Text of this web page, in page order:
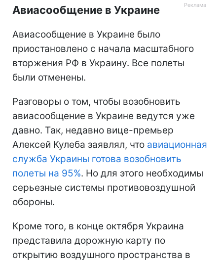
Авиасообщение в Украине
Авиасообщение в Украине было
приостановлено с начала масштабного
вторжения РФ в Украину. Все полеты
были отменены.
Разговоры о том, чтобы возобновить
авиасообщение в Украине ведутся уже
давно. Так, недавно вице-премьер
Алексей Кулеба заявлял, что авиационная
служба Украины готова возобновить
полеты на 95%. Но для этого необходимы
серьезные системы противовоздушной
обороны.
Кроме того, в конце октября Украина
представила дорожную карту по
открытию воздушного пространства в